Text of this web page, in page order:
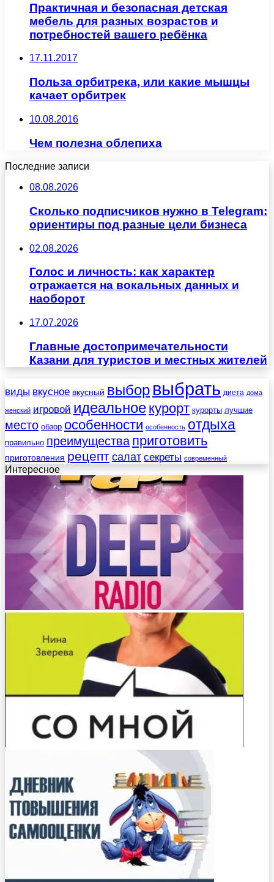
Практичная и безопасная детская
мебель для разных возрастов и
потребностей вашего ребёнка
17.11.2017
Польза орбитрека, или какие мышцы
качает орбитрек
10.08.2016
Чем полезна облепиха
Последние записи
08.08.2026
Сколько подписчиков нужно в Telegram:
ориентиры под разные цели бизнеса
02.08.2026
Голос и личность: как характер
отражается на вокальных данных и
наоборот
17.07.2026
Главные достопримечательности
Казани для туристов и местных жителей
виды вкусное вкусный выбор выбрать диета дома
женский игровой идеальное курорт курорты лучшие
место обзор особенности особенность отдыха
правильно преимущества приготовить
приготовления рецепт салат секреты современный
Интересное